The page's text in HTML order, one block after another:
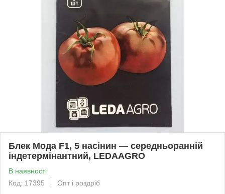
Блек Мода F1, 5 насінин — середньоранній
індетермінантний, LEDAAGRO
В наявності
Код: 17395
Опт і роздріб